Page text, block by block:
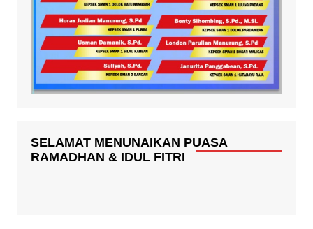
SELAMAT MENUNAIKAN PUASA
RAMADHAN & IDUL FITRI